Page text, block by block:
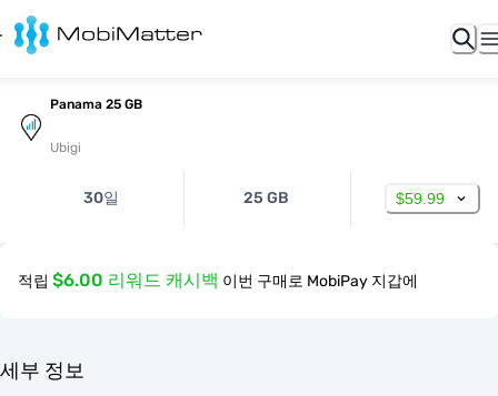
Panama 25 GB
Ubigi
30일 25 GB $59.99
적립 $6.00 리워드 캐시백 이번 구매로 MobiPay 지갑에
세부 정보